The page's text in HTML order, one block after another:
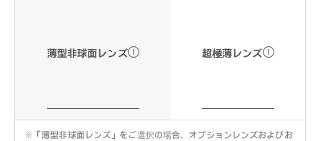
薄型非球面レンズ 超極薄レンズ
※
「薄型非球面レンズ」をご選択の場合、オプションレンズおよびお